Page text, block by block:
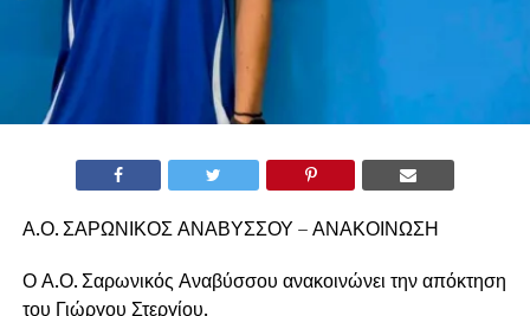
Α.Ο. ΣΑΡΩΝΙΚΟΣ ΑΝΑΒΥΣΣΟΥ – ΑΝΑΚΟΙΝΩΣΗ
Ο Α.Ο. Σαρωνικός Αναβύσσου ανακοινώνει την απόκτηση
του Γιώργου Στεργίου.